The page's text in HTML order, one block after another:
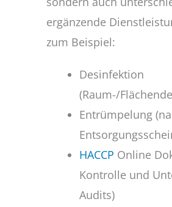
ergänzende
zum Beispiel:
Desinfektion
(Raum-/
Entrümpelung
HACCP Online
Kontrolle und
Audits)